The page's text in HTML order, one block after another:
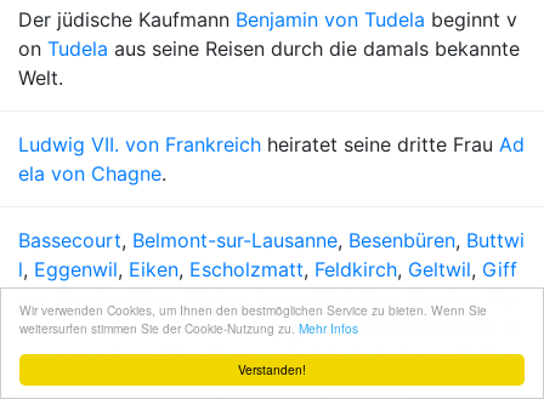
Verstanden!
Wir verwenden Cookies, um Ihnen den bestmöglichen Service zu bieten. Wenn Sie
weitersurfen stimmen Sie der Cookie-Nutzung zu. Mehr Infos
Der jüdische Kaufmann Benjamin von Tudela beginnt v
on Tudela aus seine Reisen durch die damals bekannte
Welt.
Ludwig VII. von Frankreich heiratet seine dritte Frau Ad
ela von Chagne.
Bassecourt, Belmont-sur-Lausanne, Besenbüren, Buttwi
l, Eggenwil, Eiken, Escholzmatt, Feldkirch, Geltwil, Giff
umarkt in der Oberpfalz,Pagig,Salouf
selenundSulz,Tölz,Velpkeals "Vilebeke" undWeißen
hornwerden erstmals urkundlich erwähnt.